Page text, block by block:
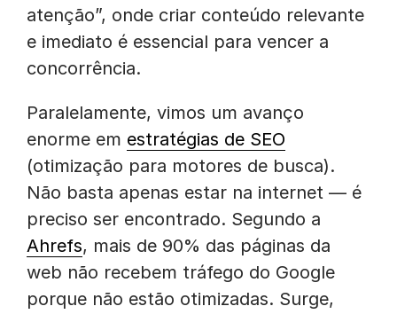
atenção”, onde criar conteúdo relevante
e imediato é essencial para vencer a
concorrência.
Paralelamente, vimos um avanço
enorme em estratégias de SEO
(otimização para motores de busca).
Não basta apenas estar na internet — é
preciso ser encontrado. Segundo a
Ahrefs, mais de 90% das páginas da
web não recebem tráfego do Google
porque não estão otimizadas. Surge,